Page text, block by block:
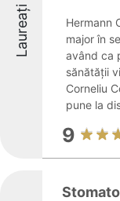
Laureați
Hermann
major în
având ca
sănătății
Corneliu
pune la
9